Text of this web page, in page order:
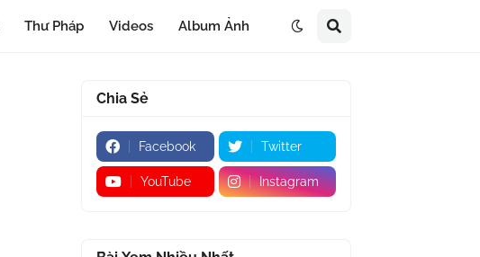
Thư Pháp Videos Album Ảnh
Chia Sẻ
Facebook Twitter
YouTube Instagram